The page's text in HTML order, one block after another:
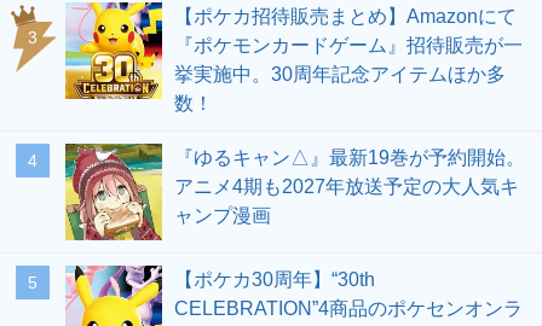
3
【ポケカ招待販売まとめ】Amazonにて
『ポケモンカードゲーム』招待販売が一
挙実施中。30周年記念アイテムほか多
数！
4
『ゆるキャン△』最新19巻が予約開始。
アニメ4期も2027年放送予定の大人気キ
ャンプ漫画
5
【ポケカ30周年】“30th
CELEBRATION”4商品のポケセンオンラ